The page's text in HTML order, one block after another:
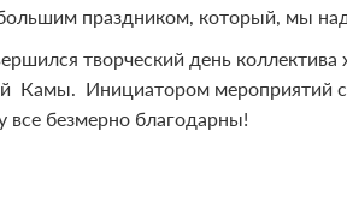
праздником, который, мы
творческий день
Камы. Инициатором мероприятий
все безмерно благодарны!